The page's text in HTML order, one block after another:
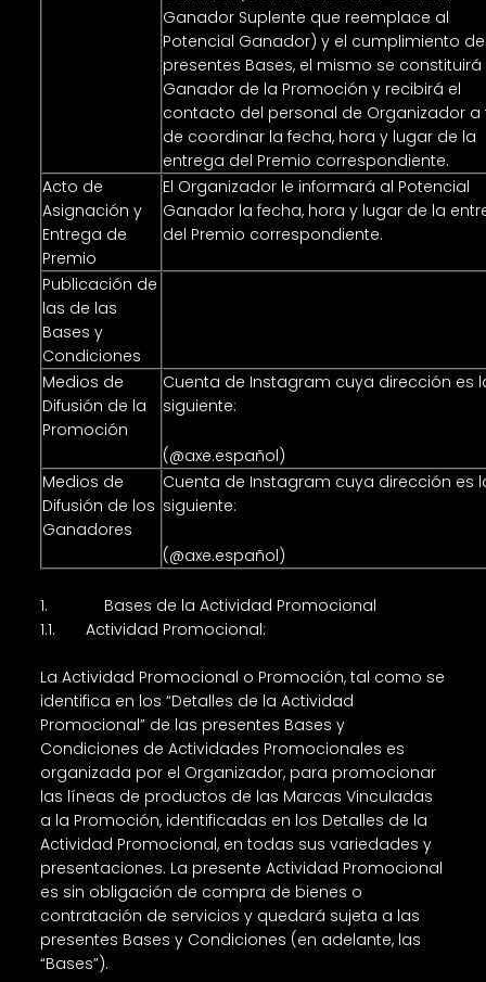
Ganador Suplente que reemplace al
Potencial Ganador) y el cumplimiento
presentes Bases, el mismo se constituirá
Ganador de la Promoción y recibirá el
contacto del personal de Organizador a
de coordinar la fecha, hora y lugar de la
entrega del Premio correspondiente.
Acto de
Asignación y
Entrega de
Premio
El Organizador le informará al Potencial
Ganador la fecha, hora y lugar de la
del Premio correspondiente.
Publicación de
las de las
Bases y
Condiciones
Medios de
Difusión de la
Promoción
Cuenta de Instagram cuya dirección es
siguiente:
(@axe.español)
Medios de
Difusión de los
Ganadores
Cuenta de Instagram cuya dirección es
siguiente:
(@axe.español)
1. Bases de la Actividad Promocional
1.1. Actividad Promocional:
La Actividad Promocional o Promoción, tal como se
identifica en los “Detalles de la Actividad
Promocional” de las presentes Bases y
Condiciones de Actividades Promocionales es
organizada por el Organizador, para promocionar
las líneas de productos de las Marcas Vinculadas
a la Promoción, identificadas en los Detalles de la
Actividad Promocional, en todas sus variedades y
presentaciones. La presente Actividad Promocional
es sin obligación de compra de bienes o
contratación de servicios y quedará sujeta a las
presentes Bases y Condiciones (en adelante, las
“Bases”).